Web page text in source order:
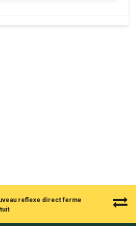
reflexe direct ferme